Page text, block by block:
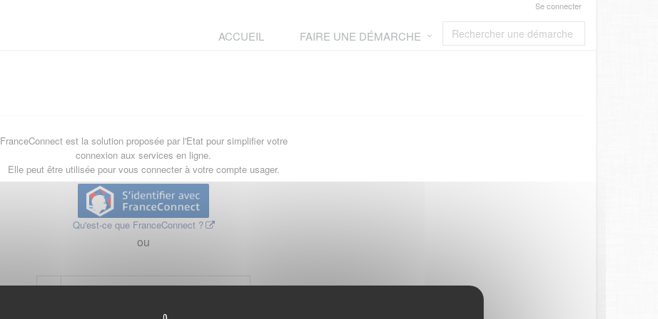
Se connecter
ACCUEIL FAIRE UNE DÉMARCHE
FranceConnect est la solution proposée par l'Etat pour simplifier votre
connexion aux services en ligne.
Elle peut être utilisée pour vous connecter à votre compte usager.
Qu'est-ce que FranceConnect ?
ou